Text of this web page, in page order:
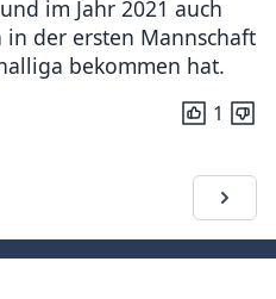
im Jahr 2021 auch
der ersten Mannschaft
bekommen hat.
1